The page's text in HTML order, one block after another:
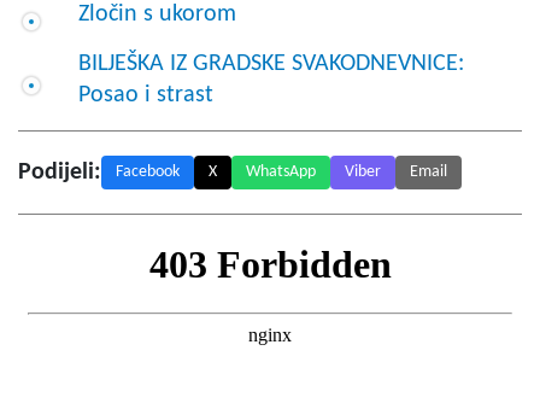
Zločin s ukorom
BILJEŠKA IZ GRADSKE SVAKODNEVNICE:
Posao i strast
Podijeli: Facebook X WhatsApp Viber Email